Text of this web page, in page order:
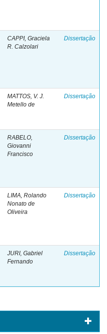
CAPPI, Graciela
R. Calzolari
Dissertação
MATTOS, V. J.
Metello de
Dissertação
RABELO,
Giovanni
Francisco
Dissertação
LIMA, Rolando
Nonato de
Oliveira
Dissertação
JURI, Gabriel
Fernando
Dissertação